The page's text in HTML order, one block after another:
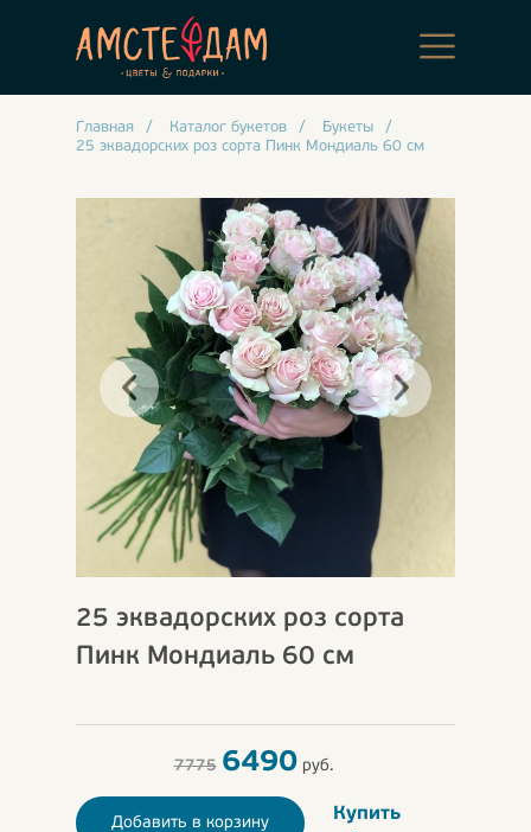
Главная / Каталог букетов / Букеты
/
25 эквадорских роз сорта Пинк Мондиаль 60 см
25 эквадорских роз сорта
Пинк Мондиаль 60 см
7775 6490руб.
Добавить в корзину
Купить